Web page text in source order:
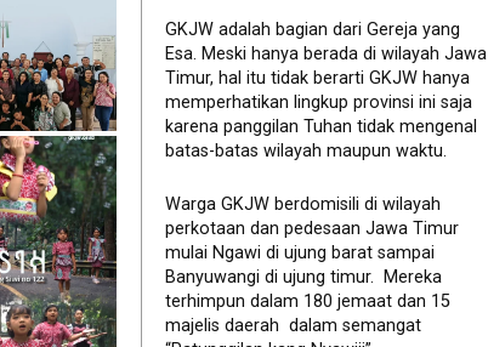
GKJW adalah bagian dari Gereja yang
Esa. Meski hanya berada di wilayah Jawa
Timur, hal itu tidak berarti GKJW hanya
memperhatikan lingkup provinsi ini saja
karena panggilan Tuhan tidak mengenal
batas-batas wilayah maupun waktu.
Warga GKJW berdomisili di wilayah
perkotaan dan pedesaan Jawa Timur
mulai Ngawi di ujung barat sampai
Banyuwangi di ujung timur. Mereka
terhimpun dalam 180 jemaat dan 15
majelis daerah dalam semangat